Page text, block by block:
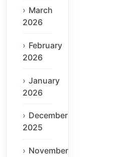
March
2026
February
2026
January
2026
December
2025
November